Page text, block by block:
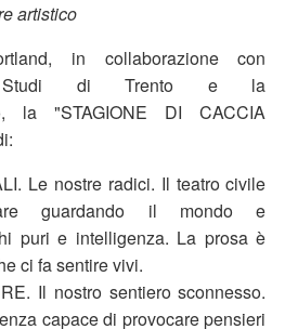
artistico
in collaborazione con
Studi di Trento e la
la "STAGIONE DI CACCIA
Le nostre radici. Il teatro civile
guardando il mondo e
puri e intelligenza. La prosa è
ci fa sentire vivi.
Il nostro sentiero sconnesso.
capace di provocare pensieri